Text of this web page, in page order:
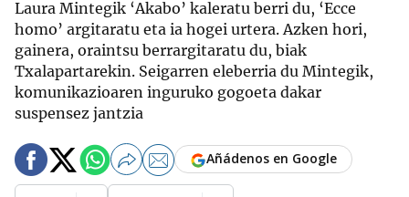
Laura Mintegik ‘Akabo’ kaleratu berri du, ‘Ecce
homo’ argitaratu eta ia hogei urtera. Azken hori,
gainera, oraintsu berrargitaratu du, biak
Txalapartarekin. Seigarren eleberria du Mintegik,
komunikazioaren inguruko gogoeta dakar
suspensez jantzia
Añádenos en Google